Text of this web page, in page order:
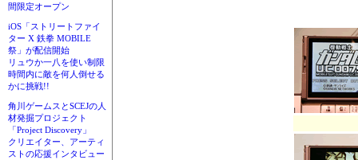
間限定オープン
iOS「ストリートファイ
ター X 鉄拳 MOBILE
祭」が配信開始
リュウか一八を使い制限
時間内に敵を何人倒せる
かに挑戦!!
角川ゲームスとSCEJの人
材発掘プロジェクト
「Project Discovery」
クリエイター、アーティ
ストの応援インタビュー